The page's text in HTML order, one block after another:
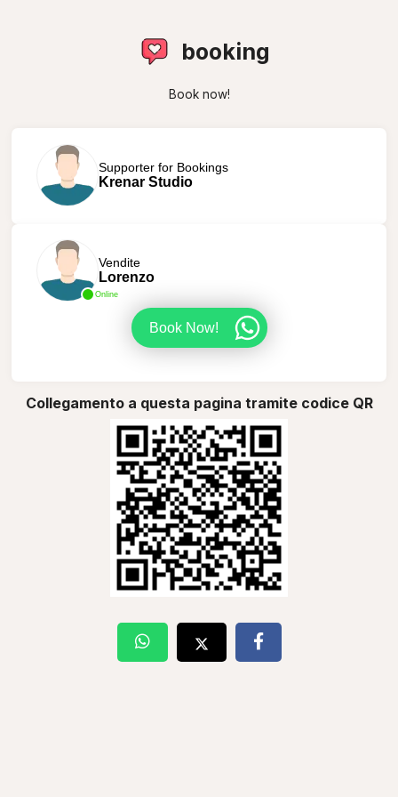
booking
Book now!
Supporter for Bookings
Krenar Studio
Online
Vendite
Lorenzo
Book Now!
Collegamento a questa pagina tramite codice QR